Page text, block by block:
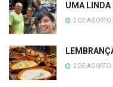
UMA
2 DE
2 DE